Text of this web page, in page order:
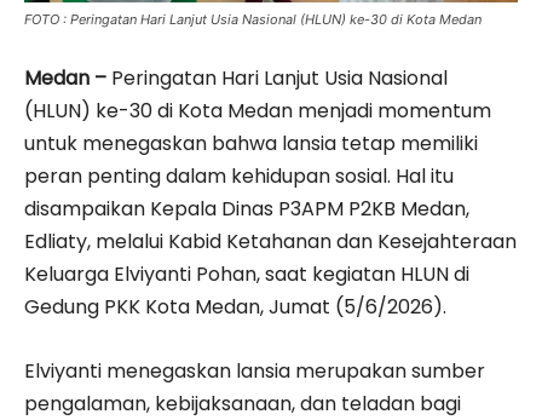
FOTO : Peringatan Hari Lanjut Usia Nasional (HLUN) ke-30 di Kota Medan
Medan – Peringatan Hari Lanjut Usia Nasional
(HLUN) ke-30 di Kota Medan menjadi momentum
untuk menegaskan bahwa lansia tetap memiliki
peran penting dalam kehidupan sosial. Hal itu
disampaikan Kepala Dinas P3APM P2KB Medan,
Edliaty, melalui Kabid Ketahanan dan Kesejahteraan
Keluarga Elviyanti Pohan, saat kegiatan HLUN di
Gedung PKK Kota Medan, Jumat (5/6/2026).
Elviyanti menegaskan lansia merupakan sumber
pengalaman, kebijaksanaan, dan teladan bagi